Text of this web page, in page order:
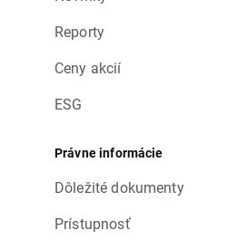
Reporty
Ceny akcií
ESG
Právne informácie
Dôležité dokumenty
Prístupnosť